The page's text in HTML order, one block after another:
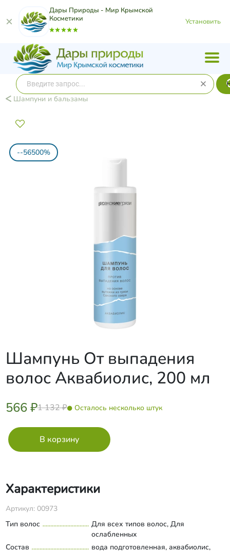
Дары Природы - Мир Крымской
Косметики
Установить
Шампуни и бальзамы
--56500%
Шампунь От выпадения
волос Аквабиолис, 200 мл
566 ₽1 132 ₽ Осталось несколько штук
Характеристики
Артикул: 00973
Тип волос
Для всех типов волос, Для
ослабленных
Состав
вода подготовленная, аквабиолис,